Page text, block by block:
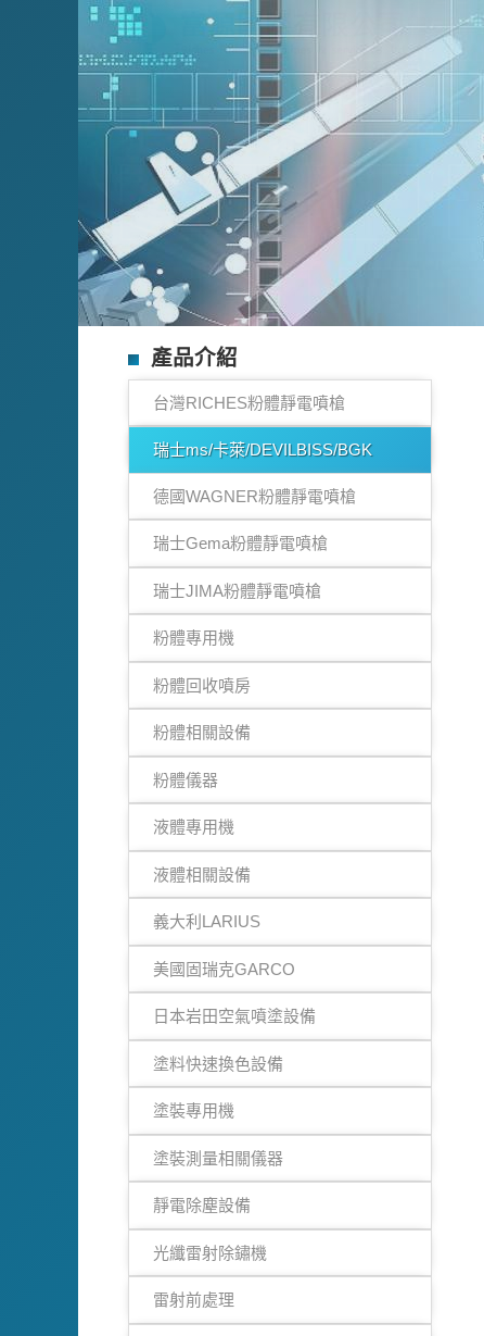
產品介紹
台灣RICHES粉體靜電噴槍
瑞士ms/卡萊/DEVILBISS/BGK
德國WAGNER粉體靜電噴槍
瑞士Gema粉體靜電噴槍
瑞士JIMA粉體靜電噴槍
粉體專用機
粉體回收噴房
粉體相關設備
粉體儀器
液體專用機
液體相關設備
義大利LARIUS
美國固瑞克GARCO
日本岩田空氣噴塗設備
塗料快速換色設備
塗裝專用機
塗裝測量相關儀器
靜電除塵設備
光纖雷射除鏽機
雷射前處理